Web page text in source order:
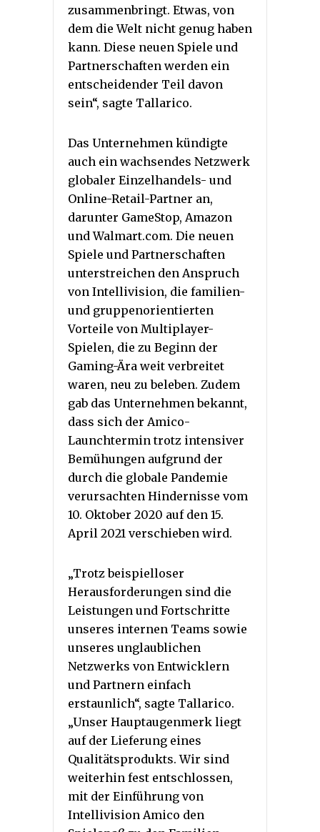
zusammenbringt. Etwas, von
dem die Welt nicht genug haben
kann. Diese neuen Spiele und
Partnerschaften werden ein
entscheidender Teil davon
sein“, sagte Tallarico.
Das Unternehmen kündigte
auch ein wachsendes Netzwerk
globaler Einzelhandels- und
Online-Retail-Partner an,
darunter GameStop, Amazon
und Walmart.com. Die neuen
Spiele und Partnerschaften
unterstreichen den Anspruch
von Intellivision, die familien-
und gruppenorientierten
Vorteile von Multiplayer-
Spielen, die zu Beginn der
Gaming-Ära weit verbreitet
waren, neu zu beleben. Zudem
gab das Unternehmen bekannt,
dass sich der Amico-
Launchtermin trotz intensiver
Bemühungen aufgrund der
durch die globale Pandemie
verursachten Hindernisse vom
10. Oktober 2020 auf den 15.
April 2021 verschieben wird.
„Trotz beispielloser
Herausforderungen sind die
Leistungen und Fortschritte
unseres internen Teams sowie
unseres unglaublichen
Netzwerks von Entwicklern
und Partnern einfach
erstaunlich“, sagte Tallarico.
„Unser Hauptaugenmerk liegt
auf der Lieferung eines
Qualitätsprodukts. Wir sind
weiterhin fest entschlossen,
mit der Einführung von
Intellivision Amico den